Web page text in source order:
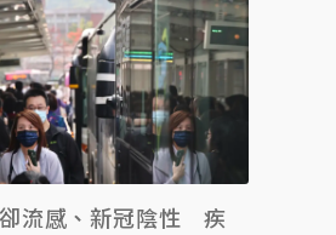
流感、新冠陰性 疾